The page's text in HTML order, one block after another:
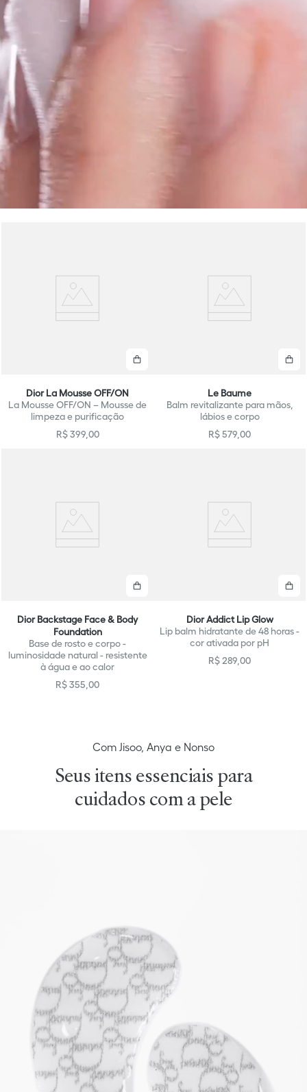
Dior La Mousse OFF/ON
La Mousse OFF/ON – Mousse de
limpeza e purificação
R$ 399, 00
Le Baume
Balm revitalizante para mãos,
lábios e corpo
R$579 00
Dior Backstage Face & Body
Foundation
Base de rosto e corpo -
luminosidade natural - resistente
à água e ao calor
R$355 00
Dior Addict Lip Glow
Lip balm hidratante de 48 horas -
cor ativada por pH
R$289 00
Com Jisoo, Anya e Nonso
Seus itens essenciais para
cuidados com a pele